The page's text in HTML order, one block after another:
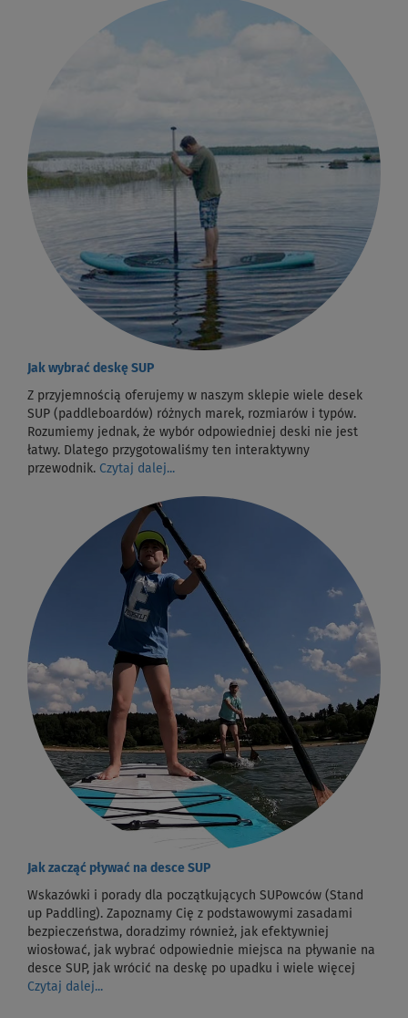
Jak wybrać deskę SUP
Z przyjemnością oferujemy w naszym sklepie wiele desek
SUP (paddleboardów) różnych marek, rozmiarów i typów.
Rozumiemy jednak, że wybór odpowiedniej deski nie jest
łatwy. Dlatego przygotowaliśmy ten interaktywny
przewodnik. Czytaj dalej...
Jak zacząć pływać na desce SUP
Wskazówki i porady dla początkujących SUPowców (Stand
up Paddling). Zapoznamy Cię z podstawowymi zasadami
bezpieczeństwa, doradzimy również, jak efektywniej
wiosłować, jak wybrać odpowiednie miejsca na pływanie na
desce SUP, jak wrócić na deskę po upadku i wiele więcej
Czytaj dalej...